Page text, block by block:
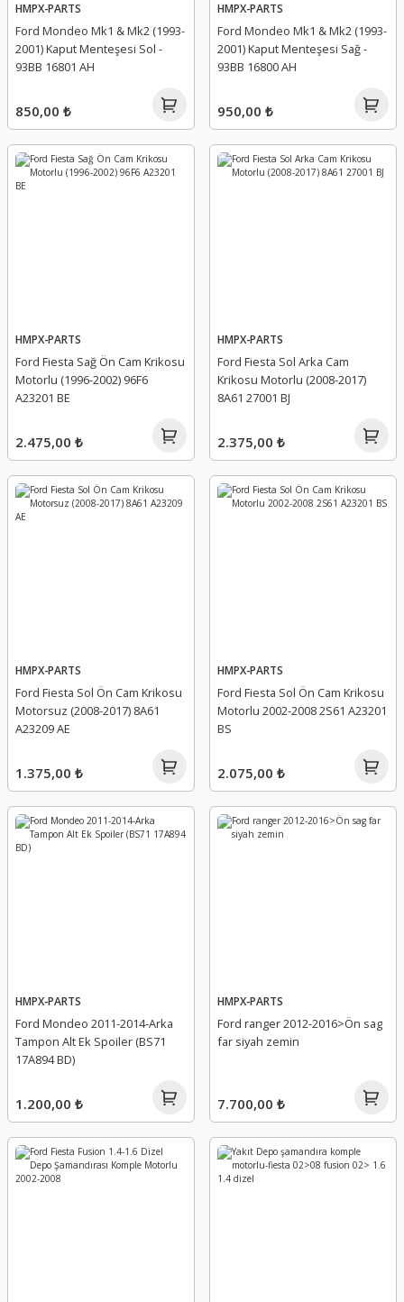
HMPX-PARTS
Ford Mondeo Mk1 & Mk2 (1993-
2001) Kaput Menteşesi Sol -
93BB 16801 AH
850,00 ₺
HMPX-PARTS
Ford Mondeo Mk1 & Mk2 (1993-
2001) Kaput Menteşesi Sağ -
93BB 16800 AH
950,00 ₺
HMPX-PARTS
Ford Fiesta Sağ Ön Cam Krikosu
Motorlu (1996-2002) 96F6
A23201 BE
2.475,00 ₺
HMPX-PARTS
Ford Fiesta Sol Arka Cam
Krikosu Motorlu (2008-2017)
8A61 27001 BJ
2.375,00 ₺
HMPX-PARTS
Ford Fiesta Sol Ön Cam Krikosu
Motorsuz (2008-2017) 8A61
A23209 AE
1.375,00 ₺
HMPX-PARTS
Ford Fiesta Sol Ön Cam Krikosu
Motorlu 2002-2008 2S61 A23201
BS
2.075,00 ₺
HMPX-PARTS
Ford Mondeo 2011-2014-Arka
Tampon Alt Ek Spoiler (BS71
17A894 BD)
1.200,00 ₺
HMPX-PARTS
Ford ranger 2012-2016>Ön sag
far siyah zemin
7.700,00 ₺